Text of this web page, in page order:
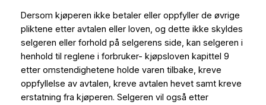
Dersom kjøperen ikke betaler eller oppfyller de øvrige
pliktene etter avtalen eller loven, og dette ikke skyldes
selgeren eller forhold på selgerens side, kan selgeren i
henhold til reglene i forbruker- kjøpsloven kapittel 9
etter omstendighetene holde varen tilbake, kreve
oppfyllelse av avtalen, kreve avtalen hevet samt kreve
erstatning fra kjøperen. Selgeren vil også etter